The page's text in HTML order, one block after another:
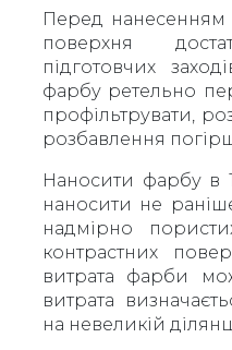
Перед
поверхня
підготовчих
фарбу ретельно
профільтрувати,
розбавлення
Наносити фарбу в
наносити не
надмірно
контрастних
витрата фарби
витрата
на невеликій